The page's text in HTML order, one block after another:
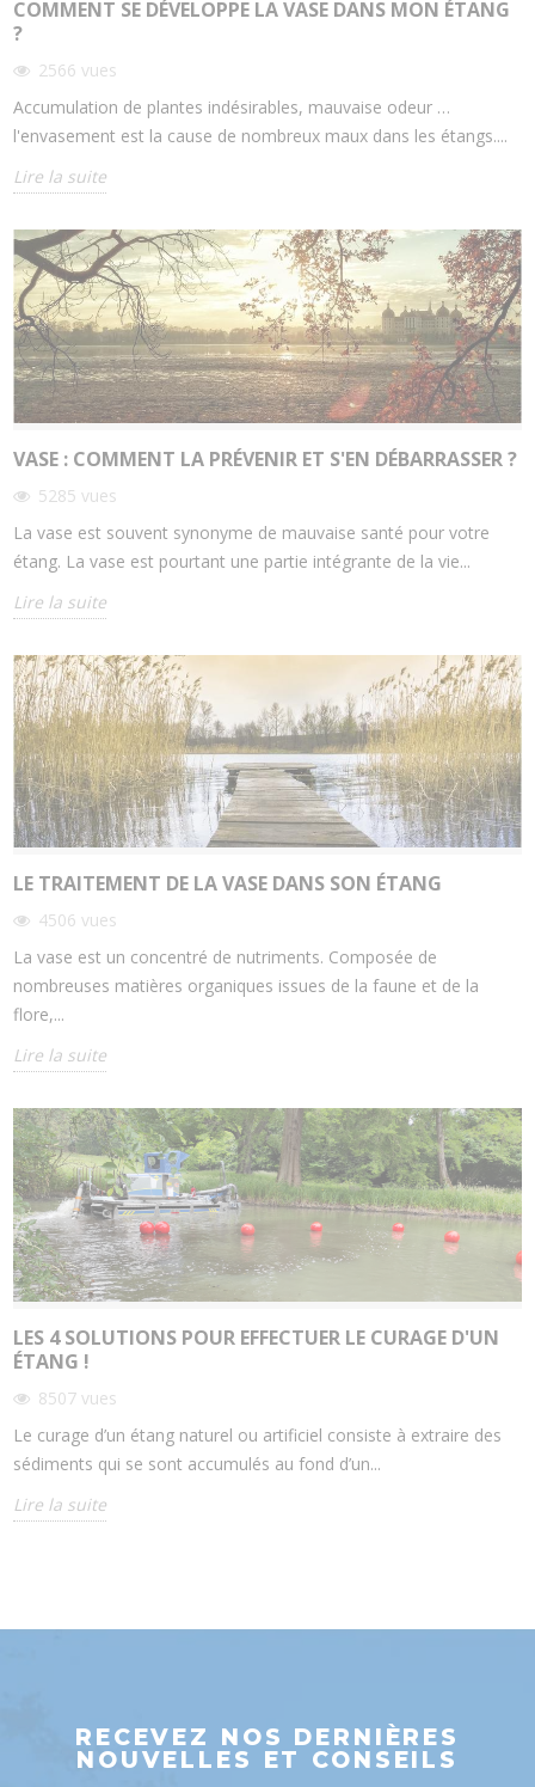
COMMENT SE DÉVELOPPE LA VASE DANS MON ÉTANG
?
2566vues
Accumulation de plantes indésirables, mauvaise odeur …
l'envasement est la cause de nombreux maux dans les étangs....
Lire la suite
VASE : COMMENT LA PRÉVENIR ET S'EN DÉBARRASSER ?
5285vues
La vase est souvent synonyme de mauvaise santé pour votre
étang. La vase est pourtant une partie intégrante de la vie...
Lire la suite
LE TRAITEMENT DE LA VASE DANS SON ÉTANG
4506vues
La vase est un concentré de nutriments. Composée de
nombreuses matières organiques issues de la faune et de la
flore,...
Lire la suite
LES 4 SOLUTIONS POUR EFFECTUER LE CURAGE D'UN
ÉTANG !
8507vues
Le curage d’un étang naturel ou artificiel consiste à extraire des
sédiments qui se sont accumulés au fond d’un...
Lire la suite
RECEVEZ NOS DERNIÈRES
NOUVELLES ET CONSEILS